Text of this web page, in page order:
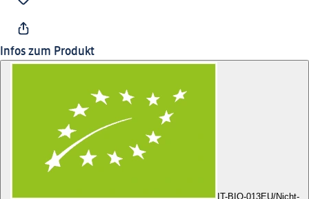
Infos zum Produkt
IT-BIO-013EU/Nicht-